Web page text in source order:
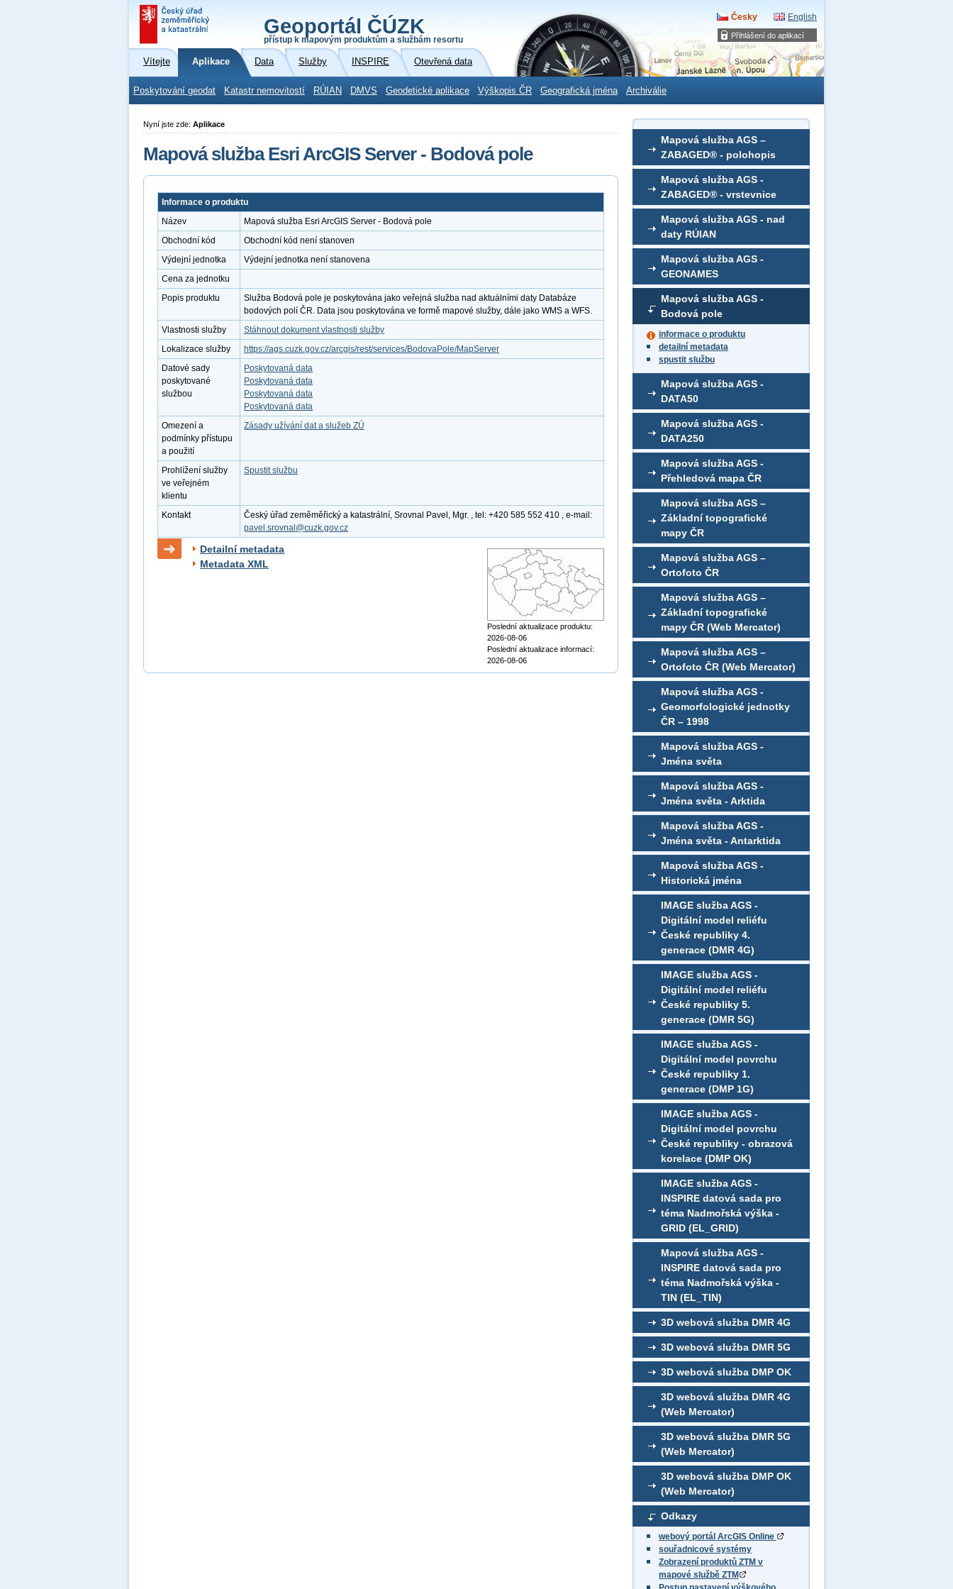
Přihlášení do aplikací
Geoportál ČÚZK
přístup k mapovým produktům a službám resortu
Česky English
Vítejte Aplikace Data Služby INSPIRE Otevřená data
Poskytování geodat Katastr nemovitostí RÚIAN DMVS Geodetické aplikace Výškopis ČR Geografická jména Archiválie
Mapová služba AGS –
ZABAGED® - polohopis
Mapová služba AGS -
ZABAGED® - vrstevnice
Mapová služba AGS - nad
daty RÚIAN
Mapová služba AGS -
GEONAMES
Mapová služba AGS -
Bodová pole
informace o produktu
detailní metadata
spustit službu
Mapová služba AGS -
DATA50
Mapová služba AGS -
DATA250
Mapová služba AGS -
Přehledová mapa ČR
Mapová služba AGS –
Základní topografické
mapy ČR
Mapová služba AGS –
Ortofoto ČR
Mapová služba AGS –
Základní topografické
mapy ČR (Web Mercator)
Mapová služba AGS –
Ortofoto ČR (Web Mercator)
Mapová služba AGS -
Geomorfologické jednotky
ČR – 1998
Mapová služba AGS -
Jména světa
Mapová služba AGS -
Jména světa - Arktida
Mapová služba AGS -
Jména světa - Antarktida
Mapová služba AGS -
Historická jména
IMAGE služba AGS -
Digitální model reliéfu
České republiky 4.
generace (DMR 4G)
IMAGE služba AGS -
Digitální model reliéfu
České republiky 5.
generace (DMR 5G)
IMAGE služba AGS -
Digitální model povrchu
České republiky 1.
generace (DMP 1G)
IMAGE služba AGS -
Digitální model povrchu
České republiky - obrazová
korelace (DMP OK)
IMAGE služba AGS -
INSPIRE datová sada pro
téma Nadmořská výška -
GRID (EL_GRID)
Mapová služba AGS -
INSPIRE datová sada pro
téma Nadmořská výška -
TIN (EL_TIN)
3D webová služba DMR 4G
3D webová služba DMR 5G
3D webová služba DMP OK
3D webová služba DMR 4G
(Web Mercator)
3D webová služba DMR 5G
(Web Mercator)
3D webová služba DMP OK
(Web Mercator)
Odkazy
webový portál ArcGIS Online
souřadnicové systémy
Zobrazení produktů ZTM v
mapové službě ZTM
Nyní jste zde: Aplikace
Mapová služba Esri ArcGIS Server - Bodová pole
Informace o produktu
Název
Mapová služba Esri ArcGIS Server - Bodová pole
Obchodní kód
Obchodní kód není stanoven
Výdejní jednotka
Výdejní jednotka není stanovena
Cena za jednotku
Popis produktu
Služba Bodová pole je poskytována jako veřejná služba nad aktuálními daty Databáze
bodových polí ČR. Data jsou poskytována ve formě mapové služby, dále jako WMS a WFS.
Vlastnosti služby
Stáhnout dokument vlastnosti služby
Lokalizace služby
https://ags.cuzk.gov.cz/arcgis/rest/services/BodovaPole/MapServer
Datové sady
poskytované
službou
Poskytovaná data
Poskytovaná data
Poskytovaná data
Poskytovaná data
Omezení a
podmínky přístupu
a použití
Zásady užívání dat a služeb ZÚ
Prohlížení služby
ve veřejném
klientu
Spustit službu
Kontakt
Český úřad zeměměřický a katastrální, Srovnal Pavel, Mgr. , tel: +420 585 552 410 , e-mail:
pavel.srovnal@cuzk.gov.cz
Detailní metadata
Metadata XML
Poslední aktualizace produktu:
2026-08-06
Poslední aktualizace informací:
2026-08-06